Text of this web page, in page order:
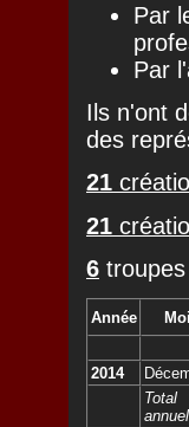
Par
Par
Ils n'ont
des
21
21
6
Année
2014
Total
annuel